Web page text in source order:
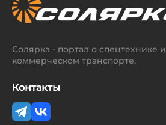
Солярка - портал о спецтехнике и
коммерческом транспорте.
Контакты